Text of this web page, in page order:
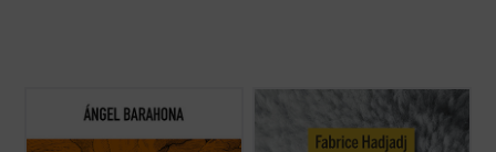
Las preguntas que surgen en este ensayo
son inquietantes: ¿por qué la hostilidad
permanente a lo largo de la historia de la
lobos se disfrazan de corderos». Una
denuncia de la mentira, la impostura y la